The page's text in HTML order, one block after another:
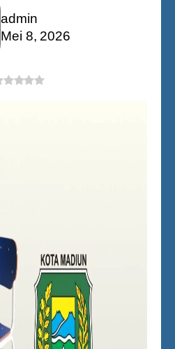
admin
Mei 8, 2026